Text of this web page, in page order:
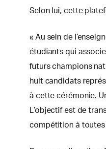
Selon lui, cette
« Au sein de
étudiants qui
futurs champions
huit candidats
à cette cérémonie.
L’objectif est de
compétition à toutes